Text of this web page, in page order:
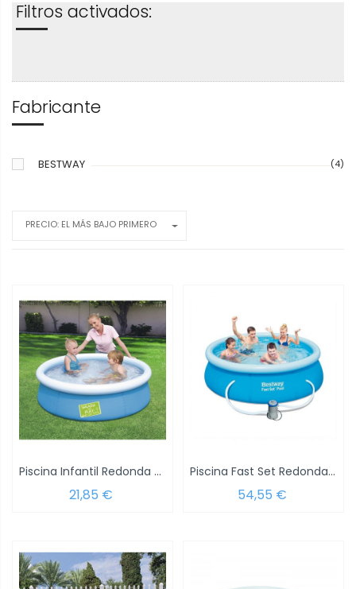
Filtros activados:
Fabricante
BESTWAY (4)
PRECIO: EL MÁS BAJO PRIMERO
Piscina Infantil Redonda Fast Set 152x38 cm.
21,85 €
Piscina Fast Set Redonda Con Depuradora...
54,55 €